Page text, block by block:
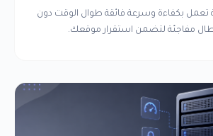
بكفاءة وسرعة فائقة طوال الوقت دون
مفاجئة لتضمن استقرار موقعك.